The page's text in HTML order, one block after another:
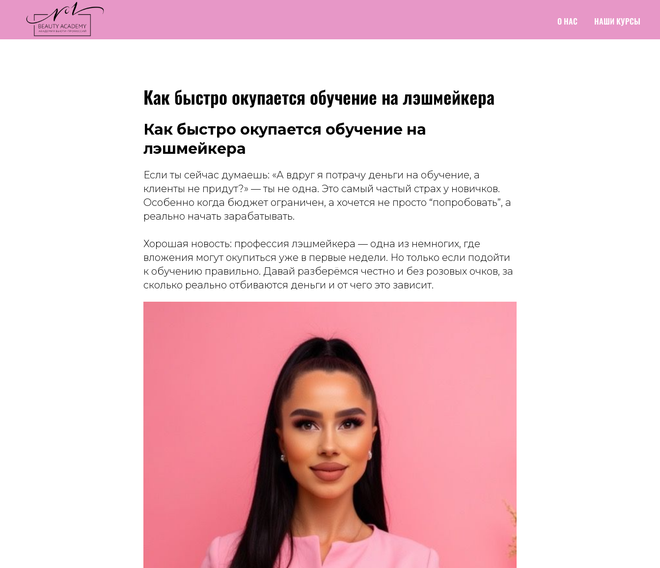
О НАС НАШИ КУРСЫ
Как быстро окупается обучение на лэшмейкера
Как быстро окупается обучение на
лэшмейкера
Если ты сейчас думаешь: «А вдруг я потрачу деньги на обучение, а
клиенты не придут?» — ты не одна. Это самый частый страх у новичков.
Особенно когда бюджет ограничен, а хочется не просто “попробовать”, а
реально начать зарабатывать.
Хорошая новость: профессия лэшмейкера — одна из немногих, где
вложения могут окупиться уже в первые недели. Но только если подойти
к обучению правильно. Давай разберёмся честно и без розовых очков, за
сколько реально отбиваются деньги и от чего это зависит.